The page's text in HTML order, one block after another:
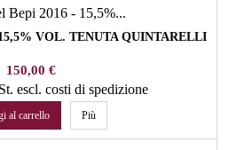
VOL. TENUTA QUINTARELLI
Prezzo
150,00 €
escl. costi di spedizione
al carrello Più